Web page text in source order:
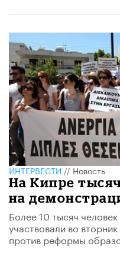
ИНТЕРВЕСТИ//Новость
На Кипре
на
Более 10 тысяч
участвовали во
против реформы